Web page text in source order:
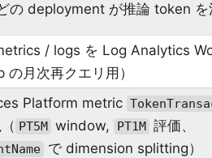
の deployment が推論 token を
/ logs を Log Analytics
月次再クエリ用）
Platform metric
PT5M window, PT1M 評価、
で dimension splitting）